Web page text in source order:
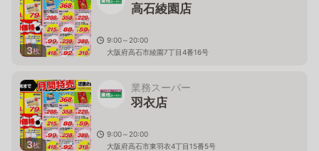
3枚
高石綾園店
9:00～20:00
大阪府高石市綾園7丁目4番16号
3枚
業務スーパー
羽衣店
9:00～20:00
大阪府高石市東羽衣4丁目15番5号